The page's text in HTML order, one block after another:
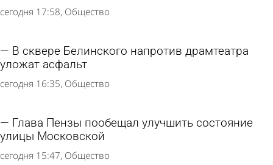
сегодня 17:58 Общество
В сквере Белинского напротив драмтеатра
уложат асфальт
сегодня 16:35 Общество
Глава Пензы пообещал улучшить состояние
улицы Московской
сегодня 15:47 Общество